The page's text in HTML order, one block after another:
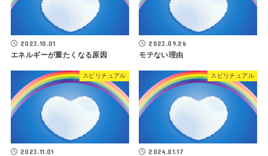
2023.10.01
エネルギーが重たくなる原因
2023.09.26
モテない理由
スピリチュアル
2023.11.01
スピリチュアル
2024.01.17